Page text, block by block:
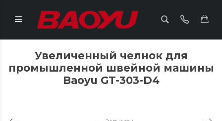
Увеличенный челнок для
промышленной швейной машины
Baoyu GT-303-D4